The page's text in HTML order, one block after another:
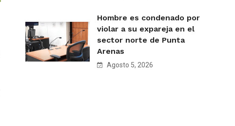
Hombre es condenado por
violar a su expareja en el
sector norte de Punta
Arenas
Agosto 5, 2026